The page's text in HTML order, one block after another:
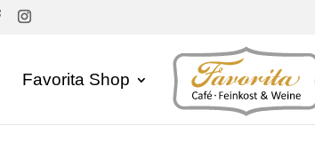
Favorita Shop